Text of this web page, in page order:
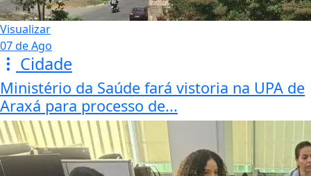
Visualizar
07 de Ago
Cidade
Ministério da Saúde fará vistoria na UPA de
Araxá para processo de...